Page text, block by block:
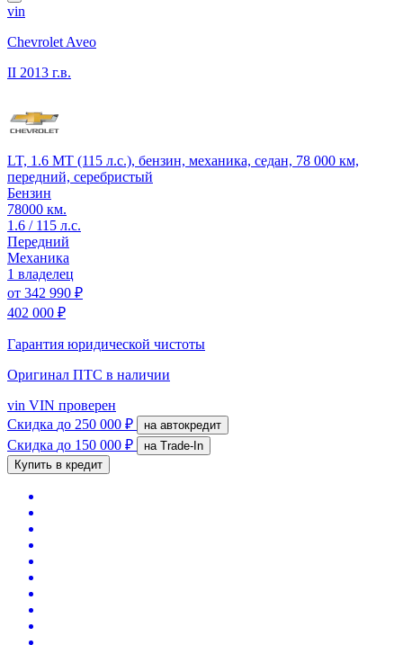
vin
Chevrolet Aveo
II 2013 г.в.
LT, 1.6 MT (115 л.с.), бензин, механика, седан, 78 000 км,
передний, серебристый
Бензин
78000 км.
1.6 / 115 л.с.
Передний
Механика
1 владелец
от 342 990 ₽
402 000 ₽
Гарантия юридической чистоты
Оригинал ПТС в наличии
vin VIN проверен
Скидка до 250 000 ₽ на автокредит
Скидка до 150 000 ₽
на Trade-In
Купить в кредит